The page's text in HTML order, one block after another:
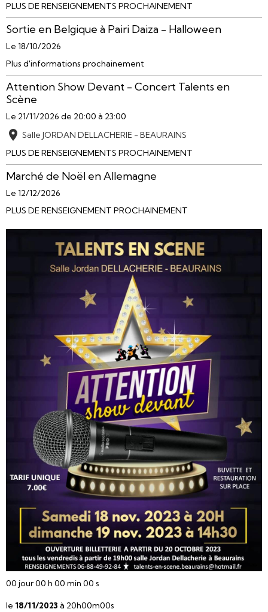
PLUS DE RENSEIGNEMENTS PROCHAINEMENT
Sortie en Belgique à Pairi Daiza - Halloween
Le 18/10/2026
Plus d'informations prochainement
Attention Show Devant - Concert Talents en
Scène
Le 21/11/2026 de 20:00 à 23:00
Salle JORDAN DELLACHERIE - BEAURAINS
PLUS DE RENSEIGNEMENTS PROCHAINEMENT
Marché de Noël en Allemagne
Le 12/12/2026
PLUS DE RENSEIGNEMENT PROCHAINEMENT
00 jour00 h 00 min 00 s
le 18/11/2023 à 20h00m00s